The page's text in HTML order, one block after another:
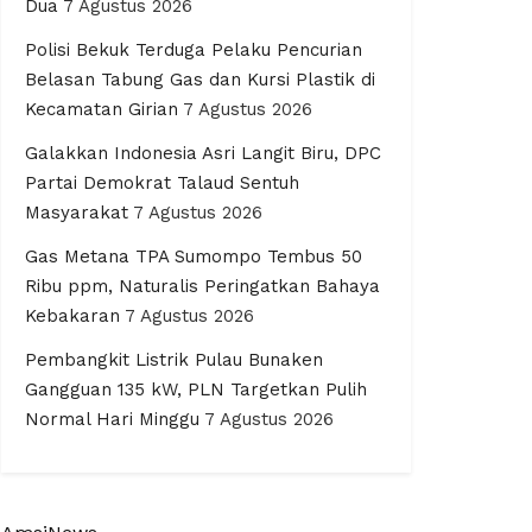
Dua 7 Agustus 2026
Polisi Bekuk Terduga Pelaku Pencurian
Belasan Tabung Gas dan Kursi Plastik di
Kecamatan Girian 7 Agustus 2026
Galakkan Indonesia Asri Langit Biru, DPC
Partai Demokrat Talaud Sentuh
Masyarakat 7 Agustus 2026
Gas Metana TPA Sumompo Tembus 50
Ribu ppm, Naturalis Peringatkan Bahaya
Kebakaran 7 Agustus 2026
Pembangkit Listrik Pulau Bunaken
Gangguan 135 kW, PLN Targetkan Pulih
Normal Hari Minggu 7 Agustus 2026